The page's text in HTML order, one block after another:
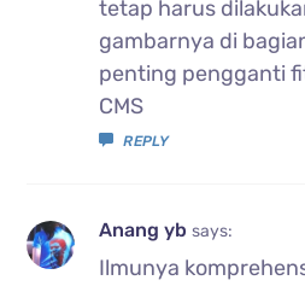
tetap harus
gambarnya di
penting pengganti
CMS
REPLY
Anang ybsays:
Ilmunya